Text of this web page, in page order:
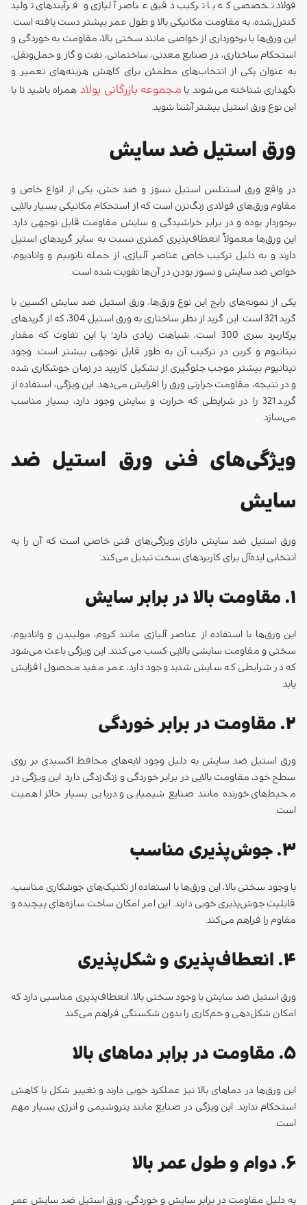
فولاد تخصصی که با ترکیب دقیق عناصر آلیاژی و فرآیندهای تولید
کنترل‌شده، به مقاومت مکانیکی بالا و طول عمر بیشتر دست یافته است.
این ورق‌ها با برخورداری از خواصی مانند سختی بالا، مقاومت به خوردگی و
استحکام ساختاری، در صنایع معدنی، ساختمانی، نفت و گاز و حمل‌ونقل،
به عنوان یکی از انتخاب‌های مطمئن برای کاهش هزینه‌های تعمیر و
نگهداری شناخته می‌شوند. با مجموعه بازرگانی پولادهمراه باشید تا با
این نوع ورق استیل بیشتر آشنا شوید.
ورق استیل ضد سایش
در واقع ورق استنلس استیل نسوز و ضد خش، یکی از انواع خاص و
مقاوم ورق‌های فولادی زنگ‌نزن است که از استحکام مکانیکی بسیار بالایی
برخوردار بوده و در برابر خراشیدگی و سایش مقاومت قابل توجهی دارد.
این ورق‌ها معمولاً انعطاف‌پذیری کمتری نسبت به سایر گریدهای استیل
دارند و به دلیل ترکیب خاص عناصر آلیاژی، از جمله نانوبیم و وانادیوم،
خواص ضد سایش و نسوز بودن در آن‌ها تقویت شده است.
یکی از نمونه‌های رایج این نوع ورق‌ها، ورق استیل ضد سایش اکسین با
گرید 321 است. این گرید از نظر ساختاری به ورق استیل 304، که از گریدهای
پرکاربرد سری 300 است، شباهت زیادی دارد؛ با این تفاوت که مقدار
تیتانیوم و کربن در ترکیب آن به طور قابل توجهی بیشتر است. وجود
تیتانیوم بیشتر موجب جلوگیری از تشکیل کاربید در زمان جوشکاری شده
و در نتیجه، مقاومت حرارتی ورق را افزایش می‌دهد. این ویژگی، استفاده از
گرید 321 را در شرایطی که حرارت و سایش وجود دارد، بسیار مناسب
می‌سازد.
ویژگی‌های فنی ورق استیل ضد
سایش
ورق استیل ضد سایش دارای ویژگی‌های فنی خاصی است که آن را به
انتخابی ایده‌آل برای کاربردهای سخت تبدیل می‌کند:
۱. مقاومت بالا در برابر سایش
این ورق‌ها با استفاده از عناصر آلیاژی مانند کروم، مولیبدن و وانادیوم،
سختی و مقاومت سایشی بالایی کسب می‌کنند. این ویژگی باعث می‌شود
که در شرایطی که سایش شدید وجود دارد، عمر مفید محصول افزایش
یابد.
۲. مقاومت در برابر خوردگی
ورق استیل ضد سایش به دلیل وجود لایه‌های محافظ اکسیدی بر روی
سطح خود، مقاومت بالایی در برابر خوردگی و زنگ‌زدگی دارد. این ویژگی در
محیط‌های خورنده مانند صنایع شیمیایی و دریایی بسیار حائز اهمیت
است.
۳. جوش‌پذیری مناسب
با وجود سختی بالا، این ورق‌ها با استفاده از تکنیک‌های جوشکاری مناسب،
قابلیت جوش‌پذیری خوبی دارند. این امر امکان ساخت سازه‌های پیچیده و
مقاوم را فراهم می‌کند.
۴. انعطاف‌پذیری و شکل‌پذیری
ورق استیل ضد سایش با وجود سختی بالا، انعطاف‌پذیری مناسبی دارد که
امکان شکل‌دهی و خم‌کاری را بدون شکستگی فراهم می‌کند.
۵. مقاومت در برابر دماهای بالا
این ورق‌ها در دماهای بالا نیز عملکرد خوبی دارند و تغییر شکل یا کاهش
استحکام ندارند. این ویژگی در صنایع مانند پتروشیمی و انرژی بسیار مهم
است.
۶. دوام و طول عمر بالا
به دلیل مقاومت در برابر سایش و خوردگی، ورق استیل ضد سایش عمر